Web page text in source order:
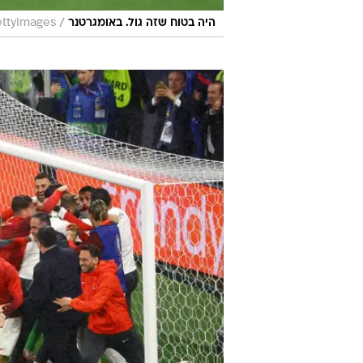
היה בטוח שזה גול. באומגרטנר /